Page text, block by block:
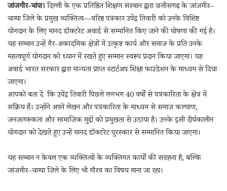
जांजगीर-चांपा।दिल्ली के एक प्रतिष्ठित शिक्षण संस्थान द्वारा छत्तीसगढ़ के जांजगीर–
चाम्पा जिले के प्रमुख व्यक्तित्व—वरिष्ठ पत्रकार उपेंद्र तिवारी को उनके विशिष्ट
योगदान के लिए मानद डॉक्टरेट अवार्ड से सम्मानित किए जाने की घोषणा की गई है।
यह सम्मान उन्हें गैर-अकादमिक क्षेत्रों में उत्कृष्ट कार्य और समाज के प्रति उनके
महत्वपूर्ण योगदान को ध्यान में रखते हुए सम्मान स्वरूप प्रदान किया जाएगा। यह
अवार्ड भारत सरकार द्वारा मान्यता प्राप्त स्टार्टअप शिक्षा फाउंडेशन के माध्यम से दिया
जाएगा।
आपको बता दें कि उपेंद्र तिवारी पिछले लगभग 40 वर्षों से पत्रकारिता के क्षेत्र में
सक्रिय हैं। उन्होंने अपने लेखन और पत्रकारिता के माध्यम से समाज कल्याण,
जनजागरूकता और सामाजिक मुद्दों को प्रमुखता से उठाया है। उनके इसी दीर्घकालीन
योगदान को देखते हुए उन्हें मानद डॉक्टरेट पुरस्कार से सम्मानित किया जाएगा।
यह सम्मान न केवल एक व्यक्तित्वों के व्यक्तिगत कार्यों की सराहना है, बल्कि
जांजगीर–चाम्पा जिले के लिए भी गौरव का विषय माना जा रहा।